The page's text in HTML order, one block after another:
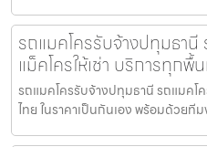
รถแมคโครรับจ้างปทุมธานี
แม็คโครให้เช่า บริการทุกพื้
รถแมคโครรับจ้างปทุมธานี รถแมคโ
ไทย ในราคาเป็นกันเอง พร้อมด้วยที